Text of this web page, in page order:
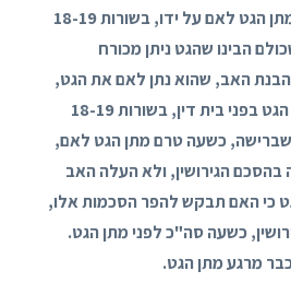
שברישא, כשעה קודם מתן הגט לאם על ידו, בשורות 18-19
הבינו שהגט ניתן מכורח
האב, שהוא נתן לאם את הגט,
והאב בפירוש התנה את הגט בפני בית דין, בשורות 18-19
שברישה, כשעה טרם מתן הגט לאם,
בהסכם הגירושין, ולא העלה האב
כי האם תבקש להפר הסכמות אלו,
כשעה סה"כ לפני מתן הגט.
מרגע מתן הגט.